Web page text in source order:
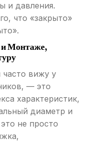
и давления.
что «закрыто»
Монтаже,
вижу у
— это
характеристик,
диаметр и
не просто